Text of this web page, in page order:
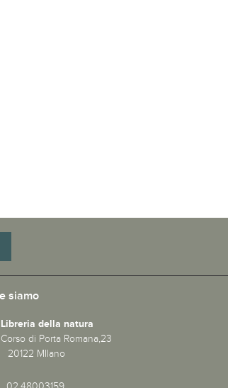
siamo
Libreria della natura
Corso di Porta Romana,23
MIlano